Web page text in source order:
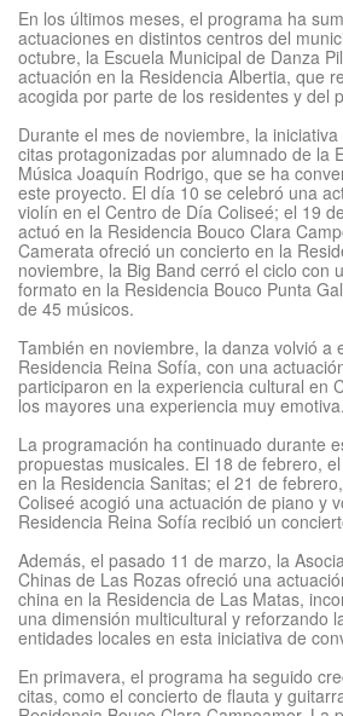
En los últimos meses, el programa ha
actuaciones en distintos centros del
octubre, la Escuela Municipal de Danza
actuación en la Residencia Albertia, que
acogida por parte de los residentes y del
Durante el mes de noviembre, la
citas protagonizadas por alumnado de la
Música Joaquín Rodrigo, que se ha
este proyecto. El día 10 se celebró una
violín en el Centro de Día Coliseé; el 19
actuó en la Residencia Bouco Clara
Camerata ofreció un concierto en la
noviembre, la Big Band cerró el ciclo con
formato en la Residencia Bouco Punta
de 45 músicos.
También en noviembre, la danza volvió a
Residencia Reina Sofía, con una
participaron en la experiencia cultural en
los mayores una experiencia muy emotiva.
La programación ha continuado durante
propuestas musicales. El 18 de febrero,
en la Residencia Sanitas; el 21 de
Coliseé acogió una actuación de piano y
Residencia Reina Sofía recibió un
Además, el pasado 11 de marzo, la
Chinas de Las Rozas ofreció una
china en la Residencia de Las Matas,
una dimensión multicultural y reforzando
entidades locales en esta iniciativa de
En primavera, el programa ha seguido
citas, como el concierto de flauta y